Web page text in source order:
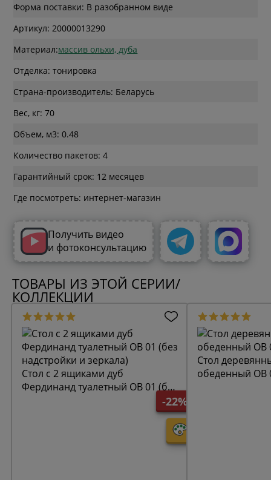
Форма поставки: В разобранном виде
Артикул: 20000013290
Материал:массив ольхи, дуба
Отделка: тонировка
Страна-производитель: Беларусь
Вес, кг: 70
Объем, м3: 0.48
Количество пакетов: 4
Гарантийный срок: 12 месяцев
Где посмотреть: интернет-магазин
Получить видео
и фотоконсультацию
ТОВАРЫ ИЗ ЭТОЙ СЕРИИ/
КОЛЛЕКЦИИ
-22%
Стол с 2 ящиками дуб
Фердинанд туалетный ОВ 01 (без
Стол
обеденный ОВ